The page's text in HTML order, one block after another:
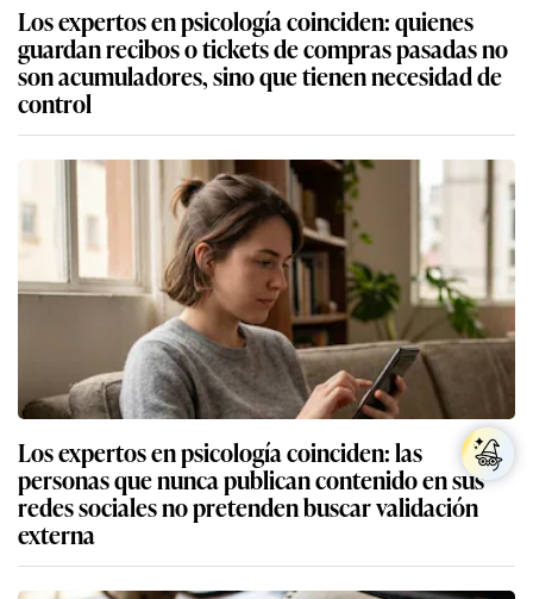
Los expertos en psicología coinciden: quienes
guardan recibos o tickets de compras pasadas no
son acumuladores, sino que tienen necesidad de
control
Los expertos en psicología coinciden: las
personas que nunca publican contenido en sus
redes sociales no pretenden buscar validación
externa